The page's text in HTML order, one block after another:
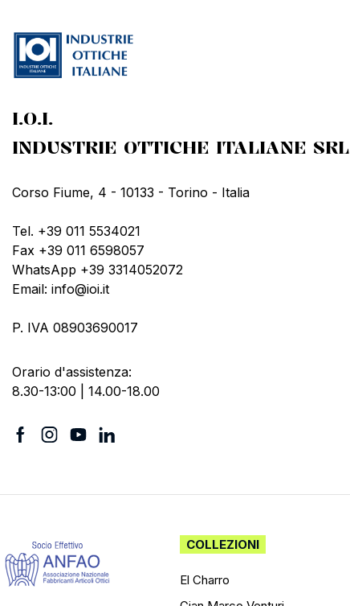
I.O.I.
INDUSTRIE OTTICHE ITALIANE SRL
Corso Fiume, 4 - 10133 - Torino - Italia
Tel. +39 011 5534021
Fax +39 011 6598057
WhatsApp +39 3314052072
Email: info@ioi.it
P. IVA 08903690017
Orario d'assistenza:
8.30-13:00 | 14.00-18.00
COLLEZIONI
El Charro